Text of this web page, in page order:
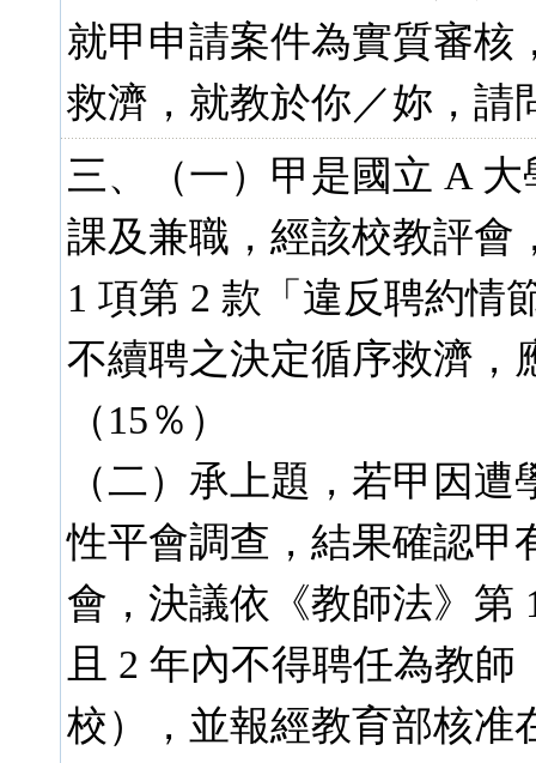
就甲申請案件為實質審核
救濟，就教於你／妳，請
三、（一）甲是國立 A
課及兼職，經該校教評會
1 項第 2 款「違反聘約情
不續聘之決定循序救濟，
（15％）
（二）承上題，若甲因
性平會調查，結果確認甲
會，決議依《教師法》第
且 2 年內不得聘任為教
校），並報經教育部核准